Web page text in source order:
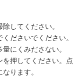
してください。
ださいでください。
にくみださない。
押してください。点
ります。